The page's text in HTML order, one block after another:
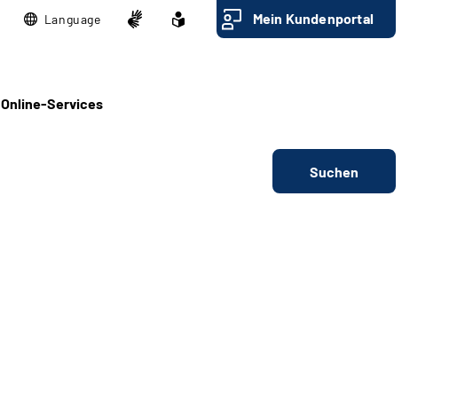
Language Mein Kundenportal
Online-Services
Suchen